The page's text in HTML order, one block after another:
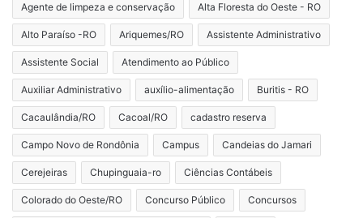
Agente de limpeza e conservação Alta Floresta do Oeste - RO
Alto Paraíso -RO Ariquemes/RO Assistente Administrativo
Assistente Social Atendimento ao Público
Auxiliar Administrativo auxílio-alimentação Buritis - RO
Cacaulândia/RO Cacoal/RO cadastro reserva
Campo Novo de Rondônia Campus Candeias do Jamari
Cerejeiras Chupinguaia-ro Ciências Contábeis
Colorado do Oeste/RO Concurso Público Concursos